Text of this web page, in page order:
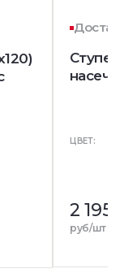
ЦВЕТ:
2 195
руб/шт